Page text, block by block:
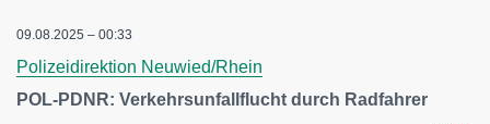
09.08.2025 – 00:33
Polizeidirektion Neuwied/Rhein
POL-PDNR: Verkehrsunfallflucht durch Radfahrer